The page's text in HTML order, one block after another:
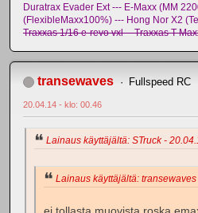
Duratrax Evader Ext --- E-Maxx (MM
(FlexibleMaxx100%) --- Hong Nor X2
Traxxas 1/16 e-revo vxl -- Traxxas T-
transewaves Fullspeed RC
20.04.14 - klo: 00.46
Lainaus käyttäjältä: STruck -
Lainaus käyttäjältä: